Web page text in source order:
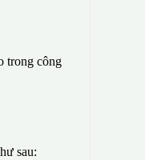
trong công
sau: